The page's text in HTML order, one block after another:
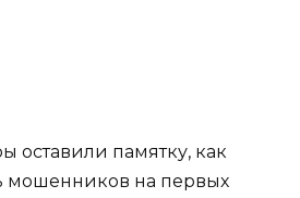
оставили памятку, как
мошенников на первых